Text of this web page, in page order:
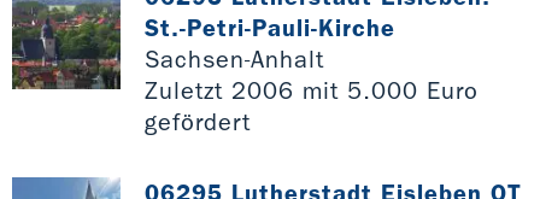
St.-Petri-Pauli-Kirche
Sachsen-Anhalt
Zuletzt 2006 mit 5.000 Euro
gefördert
06295 Lutherstadt Eisleben OT